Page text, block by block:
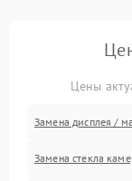
Цены
Замена дисплея /
Замена стекла